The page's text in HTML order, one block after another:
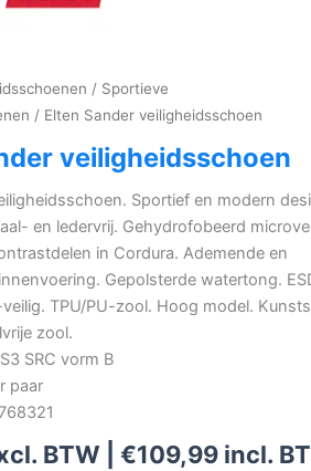
/ Sportieve
/ Elten Sander veiligheidsschoen
veiligheidsschoen
Sportief en modern
en ledervrij. Gehydrofobeerd
in Cordura. Ademende en
Gepolsterde watertong.
veilig. TPU/PU-zool. Hoog model.
zool.
SRC vorm B
paar
BTW | €109,99 incl.